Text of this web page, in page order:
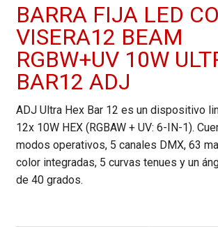
BARRA FIJA LED
VISERA12 BEAM
RGBW+UV 10W
BAR12 ADJ
ADJ Ultra Hex Bar 12 es un dispositivo
12x 10W HEX (RGBAW + UV: 6-IN-1).
modos operativos, 5 canales DMX, 63
color integradas, 5 curvas tenues y un
de 40 grados.